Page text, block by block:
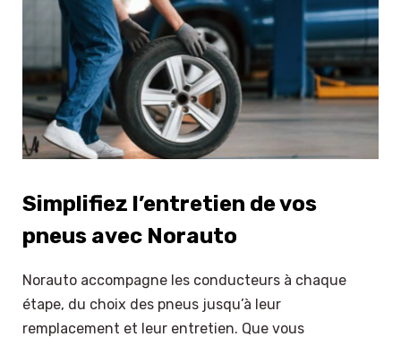
Simplifiez l’entretien de vos
pneus avec Norauto
Norauto accompagne les conducteurs à chaque
étape, du choix des pneus jusqu’à leur
remplacement et leur entretien. Que vous